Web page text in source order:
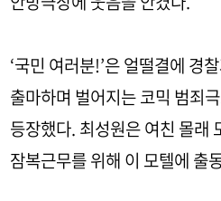
‘국민 여러분!’은 얼떨결에 경
출마하며 벌어지는 코믹 범죄
등장했다. 최성원은 여친 몰래
잠복근무를 위해 이 모텔에 출